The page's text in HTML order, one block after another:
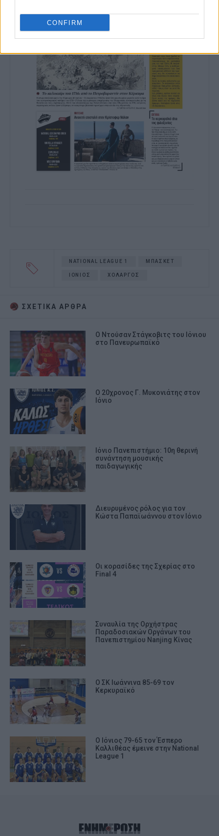
CONFIRM
NATIONAL LEAGUE 1 ΜΠΑΣΚΕΤ
ΙΟΝΙΟΣ ΧΟΛΑΡΓΟΣ
ΣΧΕΤΙΚA AΡΘΡΑ
Ο Ντούσαν Στάγκοβιτς του Ιόνιου
στο Πανευρωπαϊκό
Ο 20χρονος Γ. Μυκονιάτης στον
Ιόνιο
Ιόνιο Πανεπιστήμιο: 10η θερινή
συνάντηση μουσικής
παιδαγωγικής
Διευρυμένος ρόλος για τον
Κώστα Παπαϊωάννου στον Ιόνιο
Οι κορασίδες της Σχερίας στο
Final 4
Συναυλία της Ορχήστρας
Παραδοσιακών Οργάνων του
Πανεπιστημίου Nanjing Κίνας
Ο ΣΚ Ιωάννινα 85-69 τον
Κερκυραϊκό
Ο Ιόνιος 79-65 τον Έσπερο
Καλλιθέας έμεινε στην National
League 1